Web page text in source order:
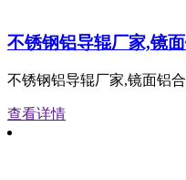
不锈钢铝导辊厂家,镜
不锈钢铝导辊厂家,镜面铝
查看详情